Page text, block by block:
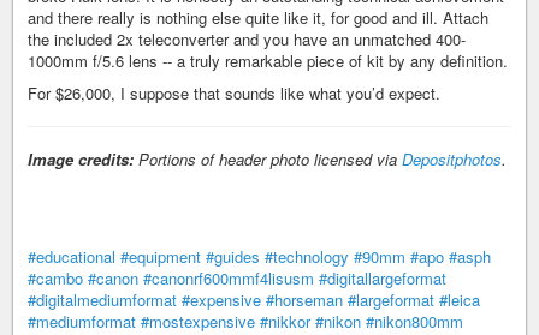
and there really is nothing else quite like it, for good and ill. Attach
the included 2x teleconverter and you have an unmatched 400-
1000mm f/5.6 lens -- a truly remarkable piece of kit by any definition.
For $26,000, I suppose that sounds like what you’d expect.
Image credits: Portions of header photo licensed via Depositphotos.
#educational #equipment #guides #technology #90mm #apo #asph
#cambo #canon #canonrf600mmf4lisusm #digitallargeformat
#digitalmediumformat #expensive #horseman #largeformat #leica
#mediumformat #mostexpensive #nikkor #nikon #nikon800mm